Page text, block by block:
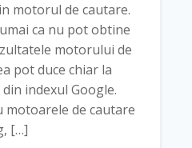
motorul de cautare.
ca nu pot obtine
motorului de
pot duce chiar la
indexul Google.
de cautare
[…]